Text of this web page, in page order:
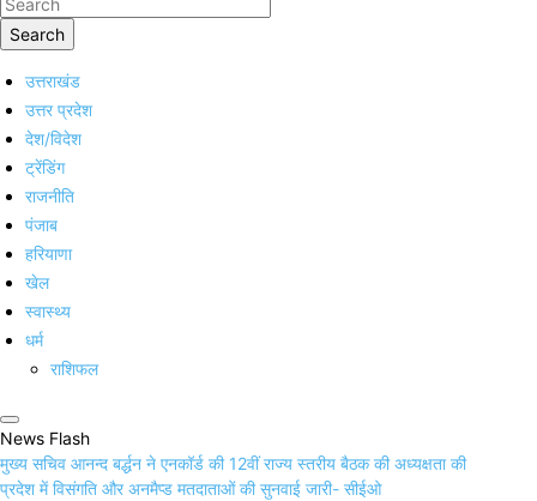
Search
उत्तराखंड
उत्तर प्रदेश
देश/विदेश
ट्रेंडिंग
राजनीति
पंजाब
हरियाणा
खेल
स्वास्थ्य
धर्म
राशिफल
News Flash
मुख्य सचिव आनन्द बर्द्धन ने एनकॉर्ड की 12वीं राज्य स्तरीय बैठक की अध्यक्षता की
प्रदेश में विसंगति और अनमैप्ड मतदाताओं की सुनवाई जारी- सीईओ